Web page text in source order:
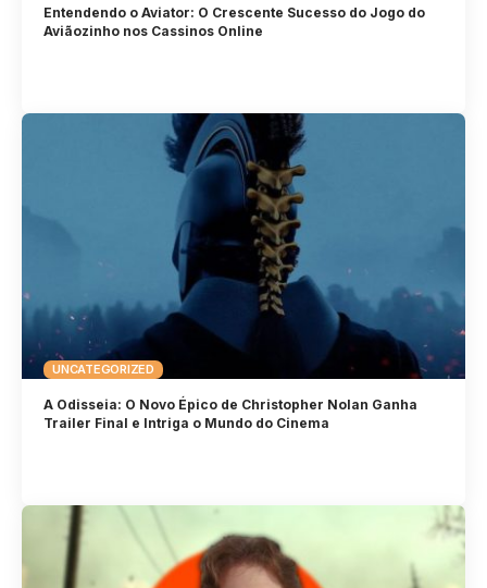
Entendendo o Aviator: O Crescente Sucesso do Jogo do
Aviãozinho nos Cassinos Online
UNCATEGORIZED
A Odisseia: O Novo Épico de Christopher Nolan Ganha
Trailer Final e Intriga o Mundo do Cinema